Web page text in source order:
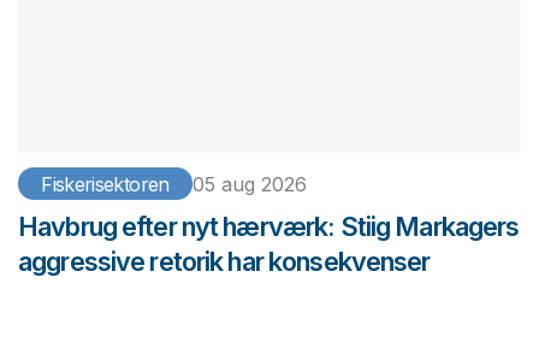
Fiskerisektoren 05 aug 2026
Havbrug efter nyt hærværk: Stiig Markagers
aggressive retorik har konsekvenser